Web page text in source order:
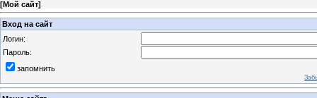
[Мой сайт]
Вход на сайт
Логин:
Пароль:
запомнить